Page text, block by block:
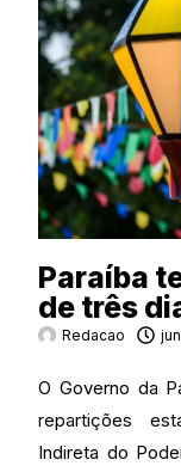
Paraíba
de três
Redacao
O Governo da
repartições
Indireta do